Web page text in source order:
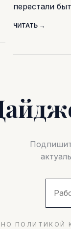
перестали
ЧИТАТЬ →
ПОЛИТИКОЙ